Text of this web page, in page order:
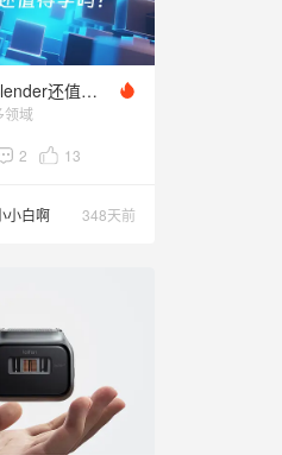
AI来了，Blender还值得学吗
领域
2 13
小白啊 348天前